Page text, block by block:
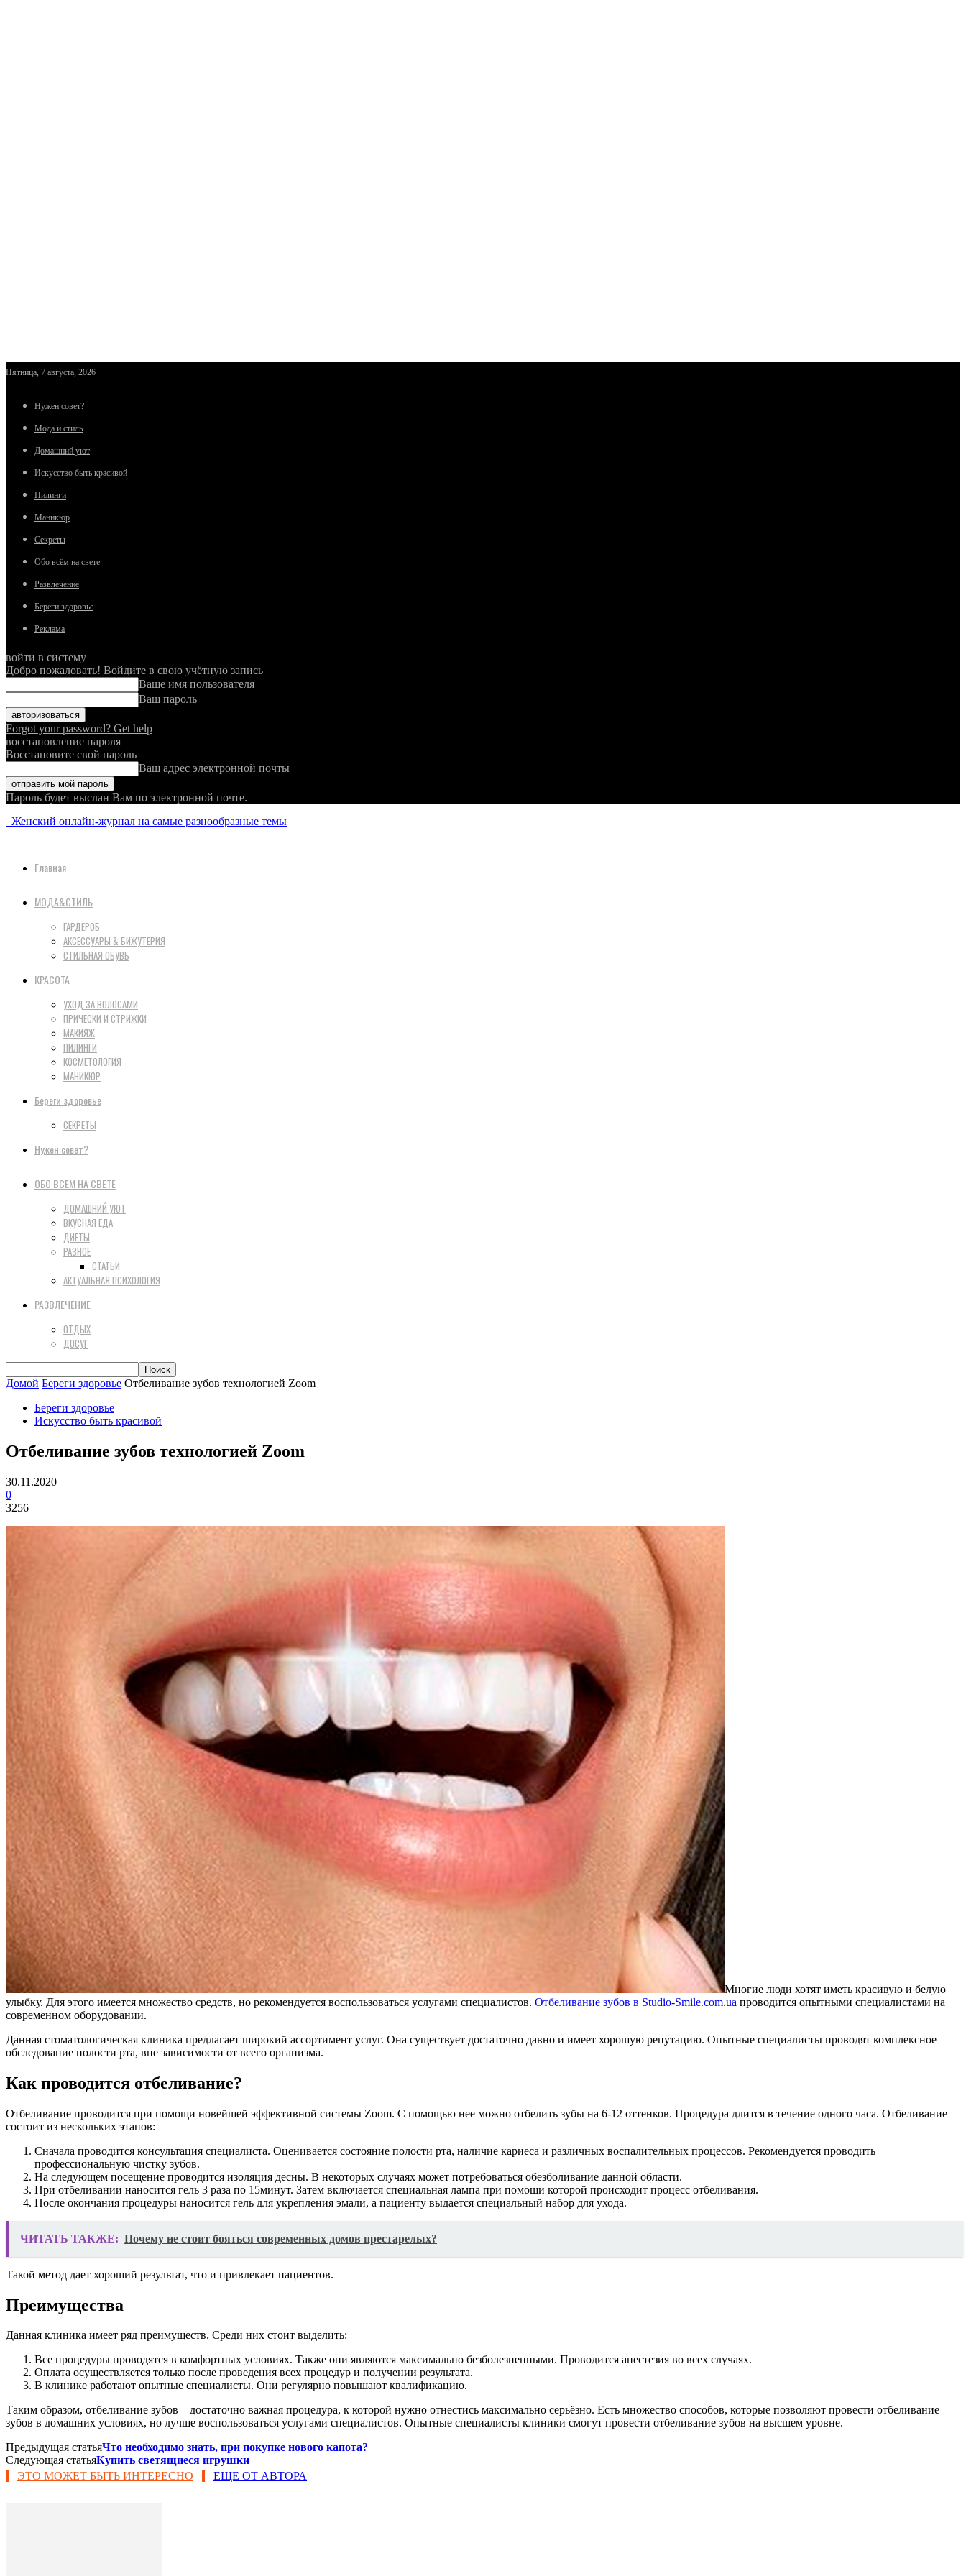
Пятница, 7 августа, 2026
Нужен совет?
Мода и стиль
Домашний уют
Искусство быть красивой
Пилинги
Маникюр
Секреты
Обо всём на свете
Развлечение
Береги здоровье
Реклама
войти в систему
Добро пожаловать! Войдите в свою учётную запись
Ваше имя пользователя
Ваш пароль
Forgot your password? Get help
восстановление пароля
Восстановите свой пароль
Ваш адрес электронной почты
Пароль будет выслан Вам по электронной почте.
Женский онлайн-журнал на самые разнообразные темы
Главная
МОДА&СТИЛЬ
ГАРДЕРОБ
АКСЕССУАРЫ & БИЖУТЕРИЯ
СТИЛЬНАЯ ОБУВЬ
КРАСОТА
УХОД ЗА ВОЛОСАМИ
ПРИЧЕСКИ И СТРИЖКИ
МАКИЯЖ
ПИЛИНГИ
КОСМЕТОЛОГИЯ
МАНИКЮР
Береги здоровье
СЕКРЕТЫ
Нужен совет?
ОБО ВСЕМ НА СВЕТЕ
ДОМАШНИЙ УЮТ
ВКУСНАЯ ЕДА
ДИЕТЫ
РАЗНОЕ
СТАТЬИ
АКТУАЛЬНАЯ ПСИХОЛОГИЯ
РАЗВЛЕЧЕНИЕ
ОТДЫХ
ДОСУГ
Домой Береги здоровье Отбеливание зубов технологией Zoom
Береги здоровье
Искусство быть красивой
Отбеливание зубов технологией Zoom
30.11.2020
0
3256
Многие люди хотят иметь красивую и белую
улыбку. Для этого имеется множество средств, но рекомендуется воспользоваться услугами специалистов. Отбеливание зубов в Studio-Smile.com.ua проводится опытными специалистами на
современном оборудовании.
Данная стоматологическая клиника предлагает широкий ассортимент услуг. Она существует достаточно давно и имеет хорошую репутацию. Опытные специалисты проводят комплексное
обследование полости рта, вне зависимости от всего организма.
Как проводится отбеливание?
Отбеливание проводится при помощи новейшей эффективной системы Zoom. С помощью нее можно отбелить зубы на 6-12 оттенков. Процедура длится в течение одного часа. Отбеливание
состоит из нескольких этапов:
Сначала проводится консультация специалиста. Оценивается состояние полости рта, наличие кариеса и различных воспалительных процессов. Рекомендуется проводить
профессиональную чистку зубов.
На следующем посещение проводится изоляция десны. В некоторых случаях может потребоваться обезболивание данной области.
При отбеливании наносится гель 3 раза по 15минут. Затем включается специальная лампа при помощи которой происходит процесс отбеливания.
После окончания процедуры наносится гель для укрепления эмали, а пациенту выдается специальный набор для ухода.
ЧИТАТЬ ТАКЖЕ: Почему не стоит бояться современных домов престарелых?
Такой метод дает хороший результат, что и привлекает пациентов.
Преимущества
Данная клиника имеет ряд преимуществ. Среди них стоит выделить:
Все процедуры проводятся в комфортных условиях. Также они являются максимально безболезненными. Проводится анестезия во всех случаях.
Оплата осуществляется только после проведения всех процедур и получении результата.
В клинике работают опытные специалисты. Они регулярно повышают квалификацию.
Таким образом, отбеливание зубов – достаточно важная процедура, к которой нужно отнестись максимально серьёзно. Есть множество способов, которые позволяют провести отбеливание
зубов в домашних условиях, но лучше воспользоваться услугами специалистов. Опытные специалисты клиники смогут провести отбеливание зубов на высшем уровне.
Предыдущая статьяЧто необходимо знать, при покупке нового капота?
Следующая статьяКупить светящиеся игрушки
ЭТО МОЖЕТ БЫТЬ ИНТЕРЕСНО
ЕЩЕ ОТ АВТОРА